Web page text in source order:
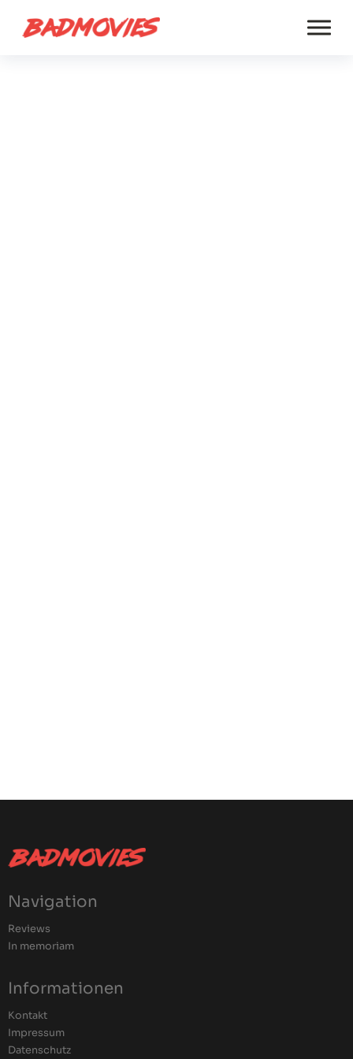
Navigation
Reviews
In memoriam
Informationen
Kontakt
Impressum
Datenschutz